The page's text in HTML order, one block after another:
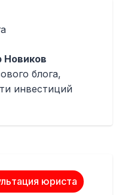
Новиков
блога,
инвестиций
юриста